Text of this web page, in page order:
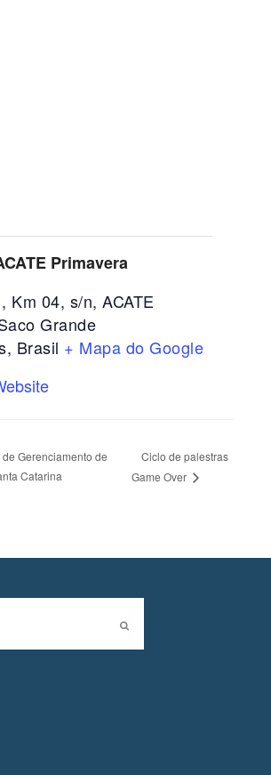
Primavera
Km 04, s/n, ACATE
Grande
, Brasil + Mapa do Google
Gerenciamento de
Catarina
Ciclo de palestras
Game Over